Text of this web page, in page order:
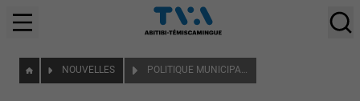
NOUVELLES POLITIQUE MUNICIPALE : L’EX-MAIRESSE DE MACAMIC DÉNONCE UN CLIMAT DE TRAVAIL «TOXIQUE»